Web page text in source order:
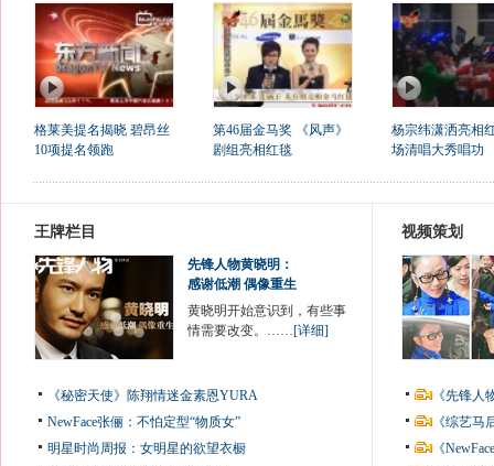
格莱美提名揭晓 碧昂丝
10项提名领跑
第46届金马奖 《风声》
剧组亮相红毯
杨宗纬潇洒亮相
场清唱大秀唱功
王牌栏目
先锋人物黄晓明：
感谢低潮 偶像重生
黄晓明开始意识到，有些事
情需要改变。……[详细]
《秘密天使》陈翔情迷金素恩YURA
NewFace张俪：不怕定型“物质女”
明星时尚周报：女明星的欲望衣橱
视频策划
《先锋
《综艺
《